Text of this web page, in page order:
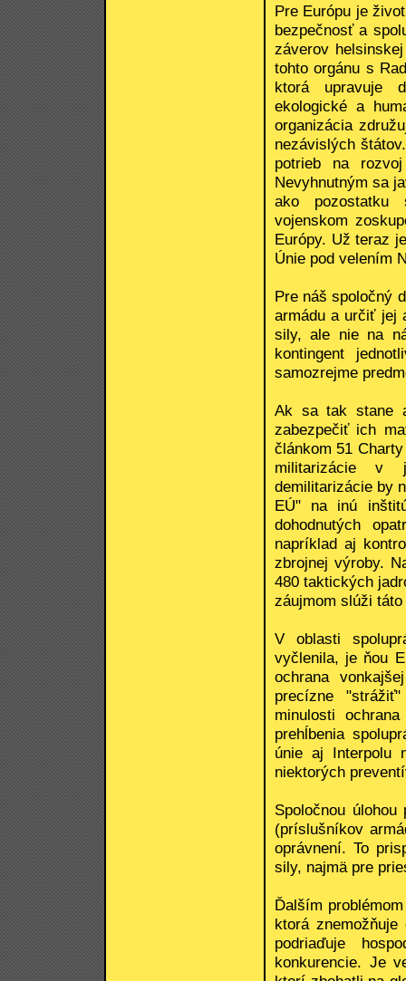
Pre Európu je
bezpečnosť a
záverov
tohto orgánu s
ktorá upravuje
ekologické a
organizácia
nezávislých
potrieb na
Nevyhnutným sa
ako pozostatku
vojenskom
Európy. Už teraz
Únie pod velením
Pre náš spoločný
armádu a určiť jej
sily, ale nie na
kontingent
samozrejme
Ak sa tak stane
zabezpečiť ich
článkom 51
militarizácie v
demilitarizácie by
EÚ" na inú
dohodnutých
napríklad aj
zbrojnej výroby.
480 taktických
záujmom slúži
V oblasti
vyčlenila, je ňou
ochrana
precízne
minulosti
prehĺbenia
únie aj Interpolu
niektorých
Spoločnou
(príslušníkov
oprávnení. To
sily, najmä pre
Ďalším
ktorá
podriaďuje
konkurencie. Je